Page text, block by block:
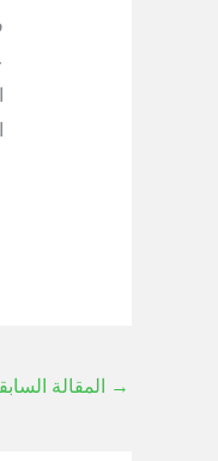
→ المقالة